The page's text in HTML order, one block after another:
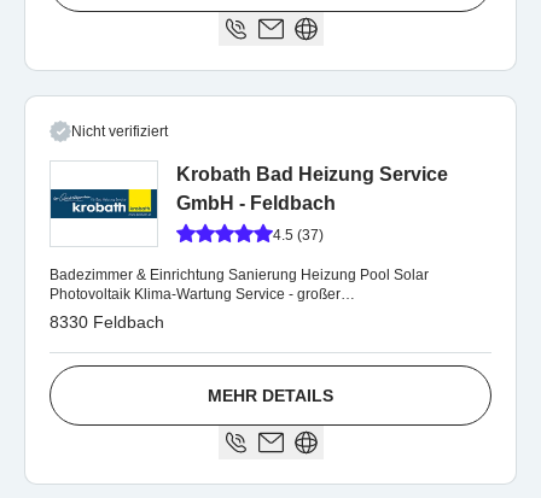
Nicht verifiziert
Krobath Bad Heizung Service
GmbH - Feldbach
4.5 (37)
Badezimmer & Einrichtung Sanierung Heizung Pool Solar
Photovoltaik Klima-Wartung Service - großer
Bäderschauraum.Wochenend-Notrufnummer 0699/15552300
8330 Feldbach
MEHR DETAILS